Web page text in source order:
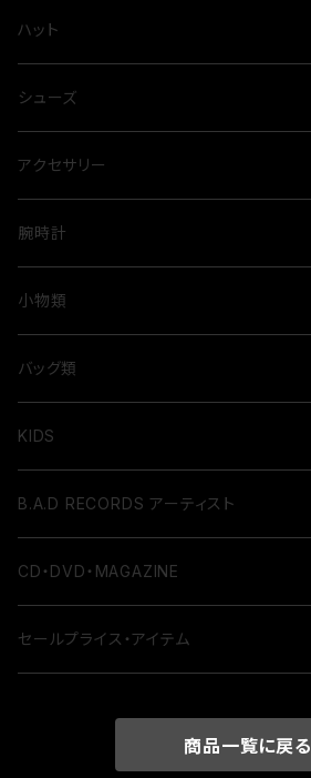
ハット
シューズ
アクセサリー
腕時計
小物類
バッグ類
KIDS
B.A.D RECORDS アーティスト
CD・DVD・MAGAZINE
セールプライス・アイテム
商品一覧に戻る